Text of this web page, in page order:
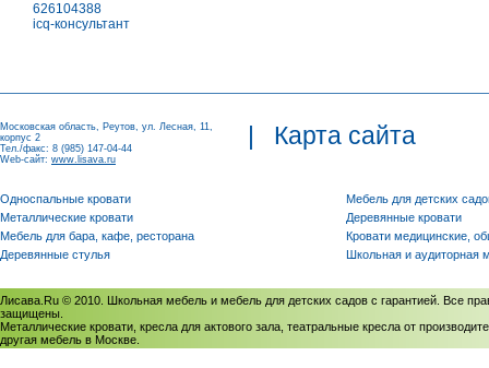
626104388
icq-консультант
Московская область, Реутов, ул. Лесная, 11,
корпус 2
Тел./факс: 8 (985) 147-04-44
Web-сайт: www.lisava.ru
| Карта сайта
Односпальные кровати
Металлические кровати
Мебель для бара, кафе, ресторана
Деревянные стулья
Мебель для детских
Деревянные кровати
Кровати медицинские,
Школьная и аудиторная
Лисава.Ru © 2010. Школьная мебель и мебель для детских садов с гарантией. Все
защищены.
Металлические кровати, кресла для актового зала, театральные кресла от
другая мебель в Москве.
Политика использования cookies/Соглашение на обработку персональных данных